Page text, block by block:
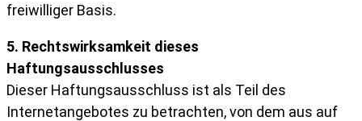
freiwilliger Basis.
5. Rechtswirksamkeit dieses
Haftungsausschlusses
Dieser Haftungsausschluss ist als Teil des
Internetangebotes zu betrachten, von dem aus auf